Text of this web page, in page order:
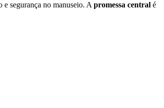
e segurança no manuseio. Apromessa central é